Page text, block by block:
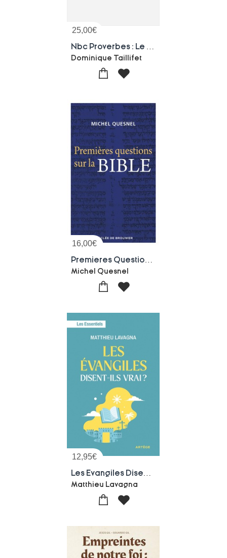
25,00€
Dominique Taillifet
16,00€
Michel Quesnel
12,95€
Matthieu Lavagna